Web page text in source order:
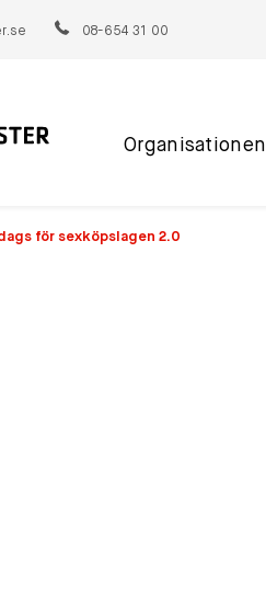
08-654 31 00
Organisationen
för sexköpslagen 2.0